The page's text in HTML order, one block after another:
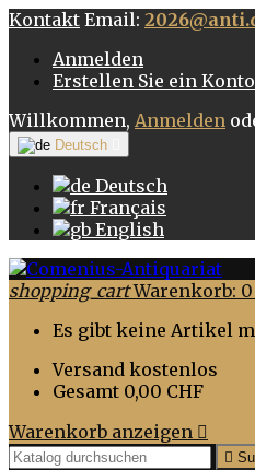
Kontakt Email:
Anmelden
Erstellen Sie ein Konto
Willkommen, Anmelden
Deutsch
Deutsch
Français
English
shopping_cart Warenkorb: 0
Es gibt keine Artikel
Versand kostenlos
Gesamt 0,00 CHF
Warenkorb anzeigen 
